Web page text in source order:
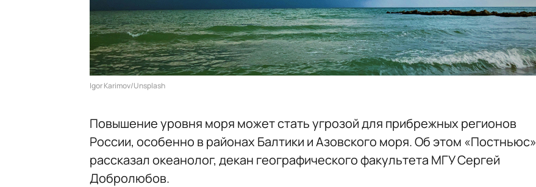
Igor Karimov/Unsplash
Повышение уровня моря может стать угрозой для прибрежных регионов
России, особенно в районах Балтики и Азовского моря. Об этом «Постньюс»
рассказал океанолог, декан географического факультета МГУ Сергей
Добролюбов.